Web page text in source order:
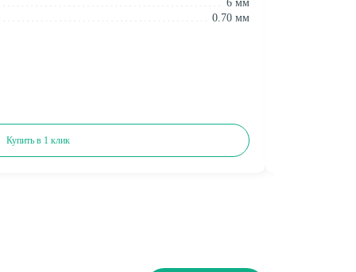
6 мм
0.70 мм
Купить в 1 клик